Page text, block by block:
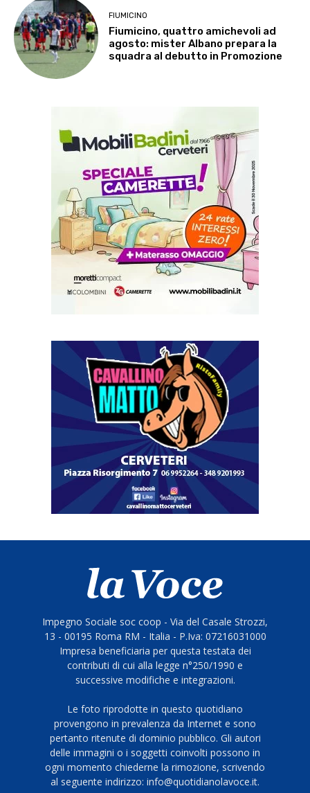
FIUMICINO
Fiumicino, quattro amichevoli ad
agosto: mister Albano prepara la
squadra al debutto in Promozione
Impegno Sociale soc coop - Via del Casale Strozzi,
13 - 00195 Roma RM - Italia - P.Iva: 07216031000
Impresa beneficiaria per questa testata dei
contributi di cui alla legge n°250/1990 e
successive modifiche e integrazioni.
Le foto riprodotte in questo quotidiano
provengono in prevalenza da Internet e sono
pertanto ritenute di dominio pubblico. Gli autori
delle immagini o i soggetti coinvolti possono in
ogni momento chiederne la rimozione, scrivendo
al seguente indirizzo: info@quotidianolavoce.it.